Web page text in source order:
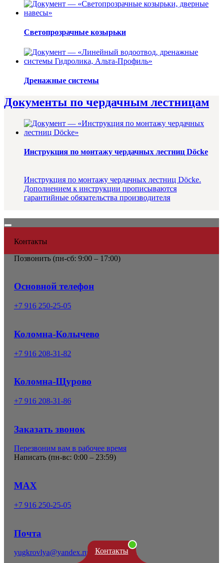
Светопрозрачные козырьки
Дренажные системы
Документы по чердачным лестницам
Инструкция по монтажу чердачных лестниц Döcke
Инструкция по монтажу чердачных лестниц Döcke.
Дополнением к инструкции прописываются
гарантийные обязательства производителя
Контакты
Контакты
Позвонить (пн-сб: 9:00 – 17:00)
Основной телефон
+7 916 250-25-05
Коломна-Колычево
+7 916 208-31-82
Коломна-Щурово
+7 916 208-31-86
Заказать звонок
Перезвоним вам в рабочее время
Написать (пн-вс: 0:00 – 23:59)
MAX
+7 916 250-25-05
Почта
yugkrovlya@yandex.ru